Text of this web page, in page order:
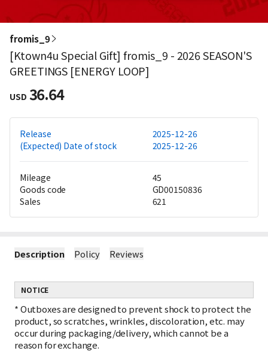
fromis_9
[Ktown4u Special Gift] fromis_9 - 2026 SEASON'S
GREETINGS [ENERGY LOOP]
USD 36.64
Release
2025-12-26
(Expected) Date of stock
2025-12-26
Mileage
45
Goods code
GD00150836
Sales
621
Description Policy Reviews
NOTICE
*Outboxes are designed to prevent shock to protect the
product, so scratches, wrinkles, discoloration, etc. may
occur during packaging/delivery, which cannot be a
reason for exchange.